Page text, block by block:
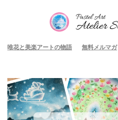
唯花と美楽アートの物語 無料メルマガ